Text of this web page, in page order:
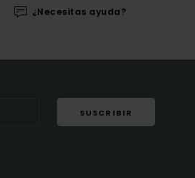
¿Necesitas ayuda?
SUSCRIBIR